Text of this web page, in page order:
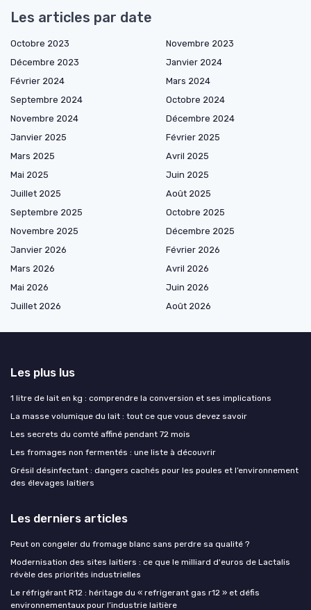
Les articles par date
Octobre 2023
Novembre 2023
Décembre 2023
Janvier 2024
Février 2024
Mars 2024
Septembre 2024
Octobre 2024
Novembre 2024
Décembre 2024
Janvier 2025
Février 2025
Mars 2025
Avril 2025
Mai 2025
Juin 2025
Juillet 2025
Août 2025
Septembre 2025
Octobre 2025
Novembre 2025
Décembre 2025
Janvier 2026
Février 2026
Mars 2026
Avril 2026
Mai 2026
Juin 2026
Juillet 2026
Août 2026
Les plus lus
1 litre de lait en kg : comprendre la conversion et ses implications
La masse volumique du lait : tout ce que vous devez savoir
Les secrets du comté affiné pendant 72 mois
Les fromages non fermentés : une liste à découvrir
Grésil désinfectant : dangers cachés pour les poules et l’environnement
des élevages laitiers
Les derniers articles
Peut on congeler du fromage blanc sans perdre sa qualité ?
Modernisation des sites laitiers : ce que le milliard d'euros de Lactalis
révèle des priorités industrielles
Le réfrigérant R12 : héritage du « refrigerant gas r12 » et défis
environnementaux pour l’industrie laitière